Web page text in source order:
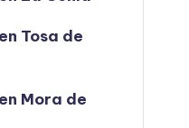
Tosa de
Mora de